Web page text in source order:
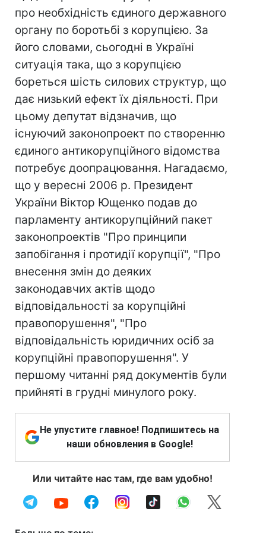
про необхідність єдиного державного
органу по боротьбі з корупцією. За
його словами, сьогодні в Україні
ситуація така, що з корупцією
бореться шість силових структур, що
дає низький ефект їх діяльності. При
цьому депутат відзначив, що
існуючий законопроект по створенню
єдиного антикорупційного відомства
потребує доопрацювання. Нагадаємо,
що у вересні 2006 р. Президент
України Віктор Ющенко подав до
парламенту антикорупційний пакет
законопроектів "Про принципи
запобігання і протидії корупції", "Про
внесення змін до деяких
законодавчих актів щодо
відповідальності за корупційні
правопорушення", "Про
відповідальність юридичних осіб за
корупційні правопорушення". У
першому читанні ряд документів були
прийняті в грудні минулого року.
Не упустите главное! Подпишитесь на
наши обновления в Google!
Или читайте нас там, где вам удобно!